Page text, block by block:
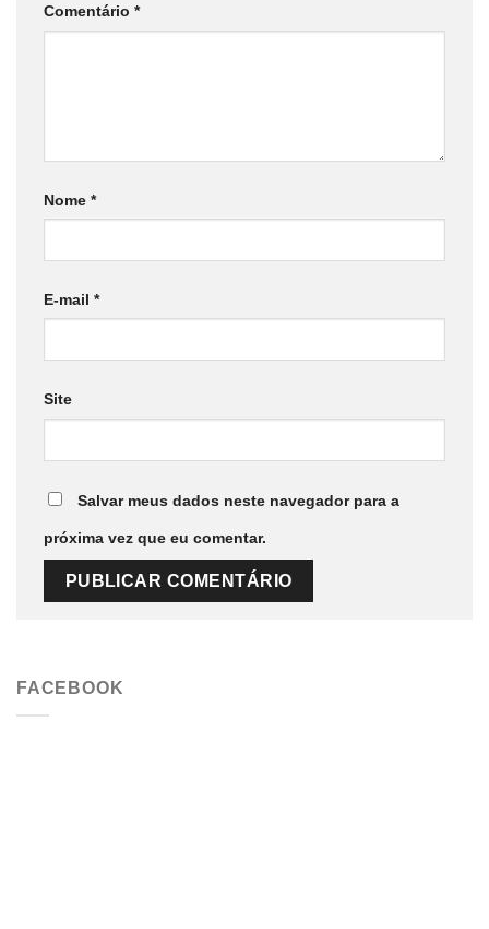
Comentário *
Nome *
E-mail *
Site
Salvar meus dados neste navegador para a
próxima vez que eu comentar.
FACEBOOK